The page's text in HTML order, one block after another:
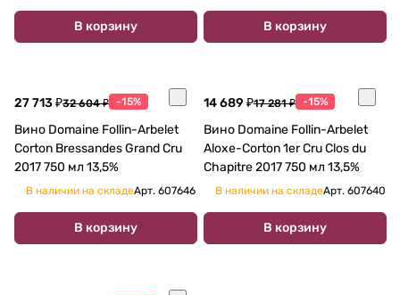
В корзину В корзину
27 713 ₽32 604 ₽ -15%
Вино Domaine Follin-Arbelet
Corton Bressandes Grand Cru
2017 750 мл 13,5%
В наличии на складеАрт. 607646
В корзину
14 689 ₽17 281 ₽ -15%
Вино Domaine Follin-Arbelet
Aloxe-Corton 1er Cru Clos du
Chapitre 2017 750 мл 13,5%
В наличии на складеАрт. 607640
В корзину